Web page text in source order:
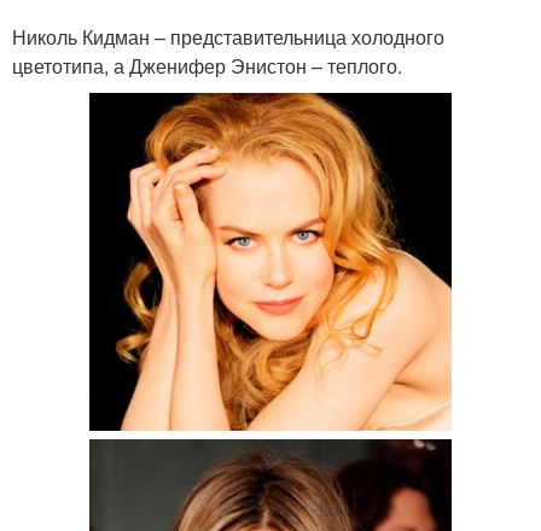
Николь Кидман – представительница холодного
цветотипа, а Дженифер Энистон – теплого.